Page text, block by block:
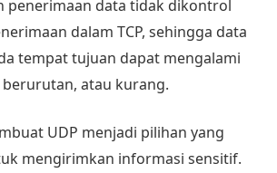
penerimaan data tidak dikontrol
dalam TCP, sehingga data
tempat tujuan dapat mengalami
atau kurang.
UDP menjadi pilihan yang
mengirimkan informasi sensitif.